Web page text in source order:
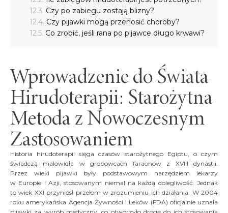
Czy po zabiegu zostają blizny?
Czy pijawki mogą przenosić choroby?
Co zrobić, jeśli rana po pijawce długo krwawi?
Wprowadzenie do Świata
Hirudoterapii: Starożytna
Metoda z Nowoczesnym
Zastosowaniem
Historia hirudoterapii sięga czasów starożytnego Egiptu, o czym
świadczą malowidła w grobowcach faraonów z XVIII dynastii.
Przez wieki pijawki były podstawowym narzędziem lekarzy
w Europie i Azji, stosowanym niemal na każdą dolegliwość. Jednak
to wiek XXI przyniósł przełom w zrozumieniu ich działania. W 2004
roku amerykańska Agencja Żywności i Leków (FDA) oficjalnie uznała